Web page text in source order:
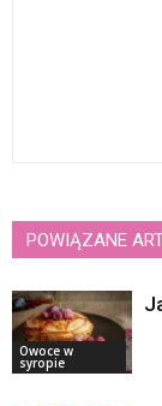
POWIĄZANE
Owoce w
syropie